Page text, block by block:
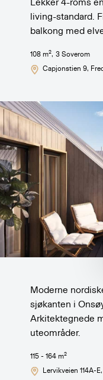
Lekker 4-roms
living-standard.
balkong med
108 m2, 3Soverom
Capjonstien 9,
Moderne
sjøkanten i
Arkitektegnede
uteområder.
115 - 164 m2
Lervikveien 114A-E